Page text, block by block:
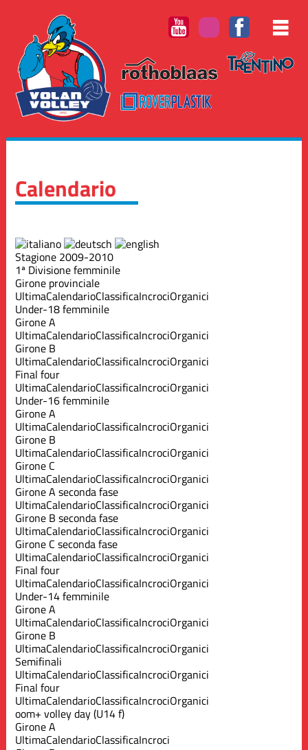
Calendario
Stagione 2009-2010
1ª Divisione femminile
Girone provinciale
UltimaCalendarioClassificaIncrociOrganici
Under-18 femminile
Girone A
UltimaCalendarioClassificaIncrociOrganici
Girone B
UltimaCalendarioClassificaIncrociOrganici
Final four
UltimaCalendarioClassificaIncrociOrganici
Under-16 femminile
Girone A
UltimaCalendarioClassificaIncrociOrganici
Girone B
UltimaCalendarioClassificaIncrociOrganici
Girone C
UltimaCalendarioClassificaIncrociOrganici
Girone A seconda fase
UltimaCalendarioClassificaIncrociOrganici
Girone B seconda fase
UltimaCalendarioClassificaIncrociOrganici
Girone C seconda fase
UltimaCalendarioClassificaIncrociOrganici
Final four
UltimaCalendarioClassificaIncrociOrganici
Under-14 femminile
Girone A
UltimaCalendarioClassificaIncrociOrganici
Girone B
UltimaCalendarioClassificaIncrociOrganici
Semifinali
UltimaCalendarioClassificaIncrociOrganici
Final four
UltimaCalendarioClassificaIncrociOrganici
oom+ volley day (U14 f)
Girone A
UltimaCalendarioClassificaIncroci